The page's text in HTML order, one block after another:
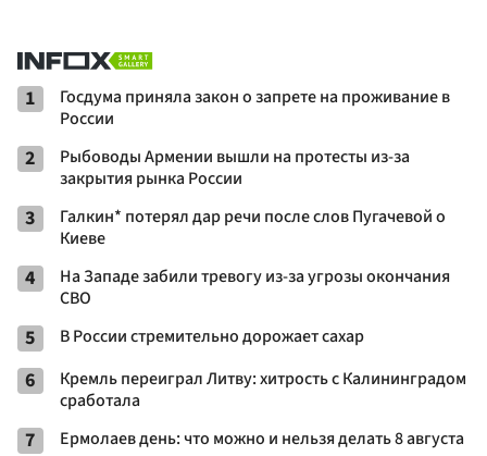
1
Госдума приняла закон о запрете на проживание в
России
2
Рыбоводы Армении вышли на протесты из-за
закрытия рынка России
3
Галкин* потерял дар речи после слов Пугачевой о
Киеве
4
На Западе забили тревогу из-за угрозы окончания
СВО
5 В России стремительно дорожает сахар
6
Кремль переиграл Литву: хитрость с Калининградом
сработала
7 Ермолаев день: что можно и нельзя делать 8 августа